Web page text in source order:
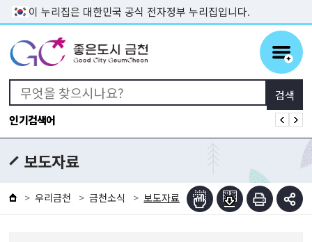
본문 바로가기
이 누리집은 대한민국 공식 전자정부 누리집입니다.
인기검색어
보도자료
우리금천 금천소식 보도자료